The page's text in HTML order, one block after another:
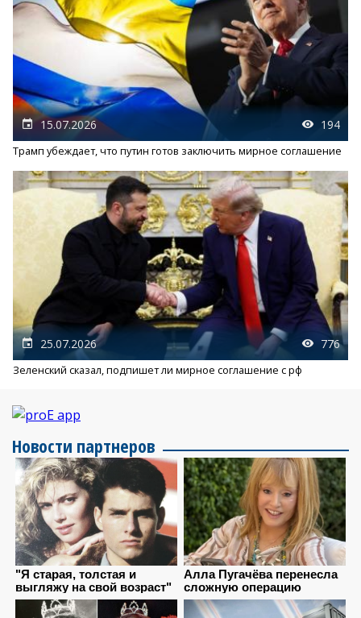
15.07.2026 194
Трамп убеждает, что путин готов заключить мирное соглашение
25.07.2026 776
Зеленский сказал, подпишет ли мирное соглашение с рф
Новости партнеров